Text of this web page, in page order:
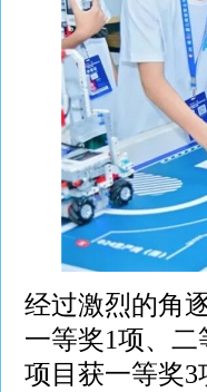
经过激烈的角
一等奖1项、
项目获一等奖